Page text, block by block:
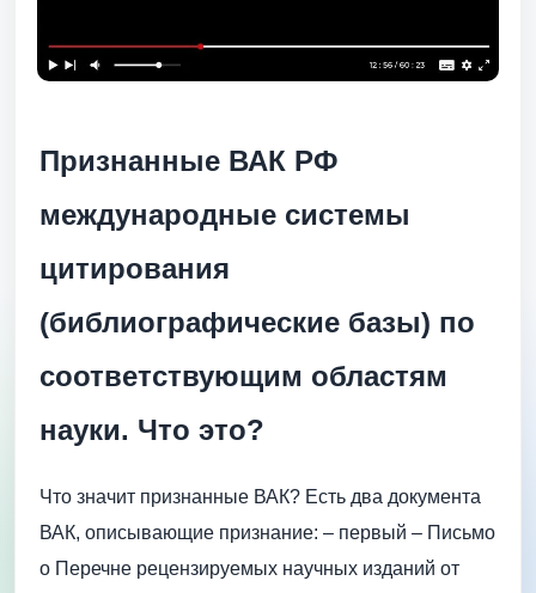
Признанные ВАК РФ
международные системы
цитирования
(библиографические базы) по
соответствующим областям
науки. Что это?
Что значит признанные ВАК? Есть два документа
ВАК, описывающие признание: – первый – Письмо
о Перечне рецензируемых научных изданий от